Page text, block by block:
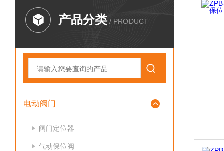
产品分类 / PRODUCT
电动阀门
阀门定位器
气动保位阀